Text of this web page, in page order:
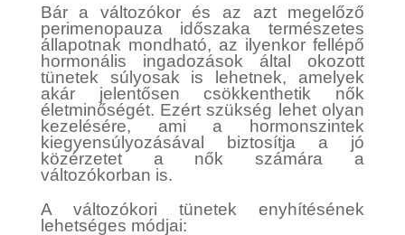
Bár a változókor és az azt megelőző
perimenopauza időszaka természetes
állapotnak mondható, az ilyenkor fellépő
hormonális ingadozások által okozott
tünetek súlyosak is lehetnek, amelyek
akár jelentősen csökkenthetik nők
életminőségét. Ezért szükség lehet olyan
kezelésére, ami a hormonszintek
kiegyensúlyozásával biztosítja a jó
közérzetet a nők számára a
változókorban is.
A változókori tünetek enyhítésének
lehetséges módjai: